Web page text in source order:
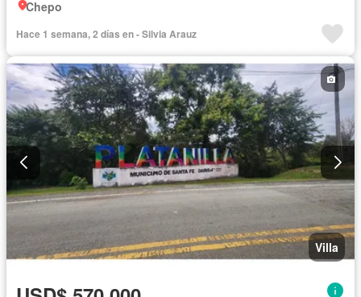
Chepo
Hace 1 semana, 2 días en - Silvia Arauz
Villa